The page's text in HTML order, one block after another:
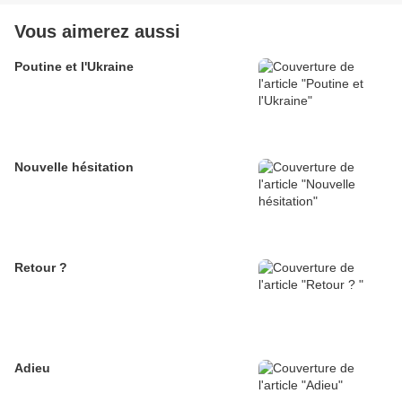
Vous aimerez aussi
Poutine et l'Ukraine
Nouvelle hésitation
Retour ?
Adieu